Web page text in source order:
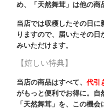
め、「天然舞茸」は他の商
当店では収穫したその日に
りますので、届いたその
みいただけます。
【嬉しい特典】
当店の商品はすべて、代引
がもっと便利でお得に。自
「天然舞茸」を、この機会